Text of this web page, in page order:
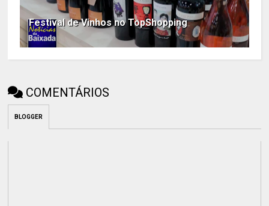
Festival de Vinhos no TopShopping
COMENTÁRIOS
BLOGGER